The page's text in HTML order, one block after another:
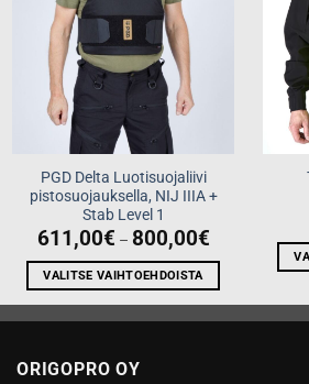
PGD Delta Luotisuojaliivi
pistosuojauksella, NIJ IIIA +
Stab Level 1
611,00€ – 800,00€Price
range:
611,00€
800,00€
VALITSE VAIHTOEHDOISTA
tuotteella
useampi
ORIGOPRO OY